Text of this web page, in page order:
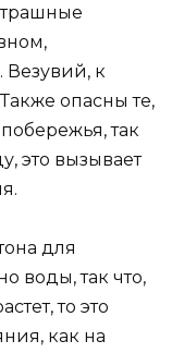
Везувий, к
опасны те,
так
это вызывает
для
воды, так что,
то это
как на